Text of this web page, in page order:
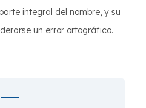
integral del nombre, y su
un error ortográfico.